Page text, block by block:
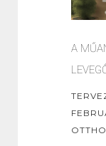
A